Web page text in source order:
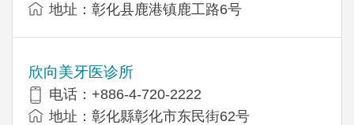
地址：彰化县鹿港镇鹿工路6号
欣向美牙医诊所
电话：+886-4-720-2222
地址：彰化縣彰化市东民街62号